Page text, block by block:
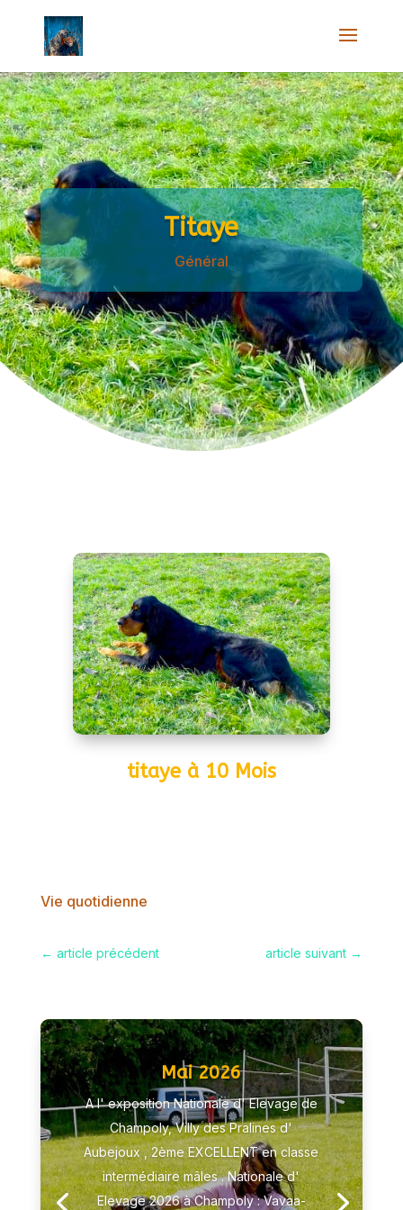
Titaye
Général
titaye à 10 Mois
Vie quotidienne
← article précédent article suivant →
Mai 2026
A l' exposition Nationale d' Elevage de
Champoly, Villy des Pralines d'
Aubejoux , 2ème EXCELLENT en classe
intermédiaire mâles . Nationale d'
Elevage 2026 à Champoly : Vavaa-